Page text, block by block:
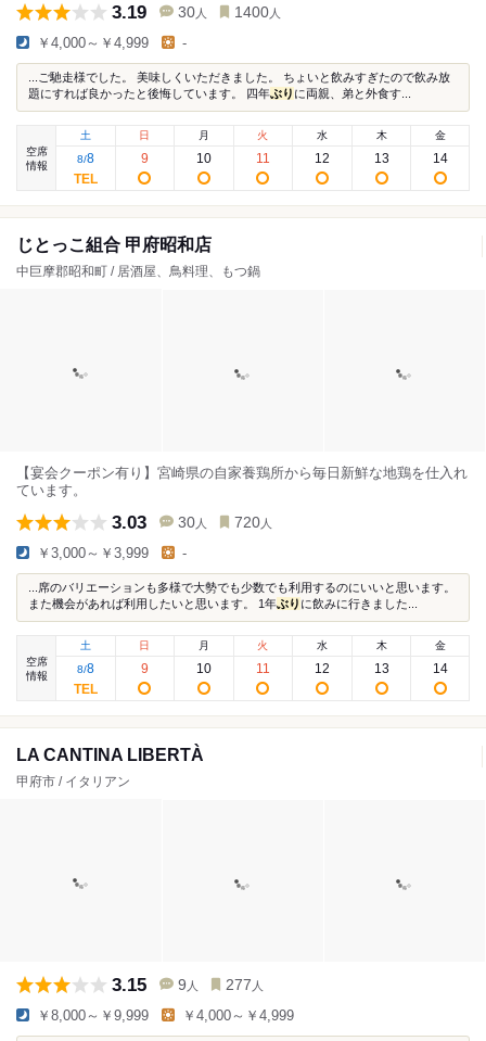
3.19 30 人 1400 人
￥4,000～￥4,999 -
...ご馳走様でした。 美味しくいただきました。 ちょいと飲みすぎたので飲み放
題にすれば良かったと後悔しています。 四年ぶり に両親、弟と外食す...
空席
情報
土
8/8
日
9
月
10
火
11
水
12
木
13
金
14
じとっこ組合 甲府昭和店
中巨摩郡昭和町 / 居酒屋、鳥料理、もつ鍋
【宴会クーポン有り】宮崎県の自家養鶏所から毎日新鮮な地鶏を仕入れ
ています。
3.03 30 人 720 人
￥3,000～￥3,999 -
...席のバリエーションも多様で大勢でも少数でも利用するのにいいと思います。
また機会があれば利用したいと思います。 1年ぶり に飲みに行きました...
空席
情報
土
8/8
日
9
月
10
火
11
水
12
木
13
金
14
LA CANTINA LIBERTÀ
甲府市 / イタリアン
3.15 9 人 277 人
￥8,000～￥9,999 ￥4,000～￥4,999